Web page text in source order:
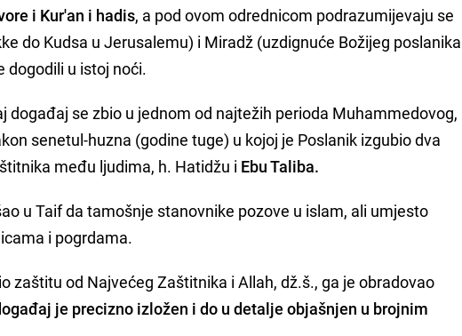
i Kur'an i hadis, a pod ovom odrednicom podrazumijevaju se
do Kudsa u Jerusalemu) i Miradž (uzdignuće Božijeg poslanika
dogodili u istoj noći.
događaj se zbio u jednom od najtežih perioda Muhammedovog,
senetul-huzna (godine tuge) u kojoj je Poslanik izgubio dva
među ljudima, h. Hatidžu i Ebu Taliba.
u Taif da tamošnje stanovnike pozove u islam, ali umjesto
i pogrdama.
zaštitu od Najvećeg Zaštitnika i Allah, dž.š., ga je obradovao
je precizno izložen i do u detalje objašnjen u brojnim